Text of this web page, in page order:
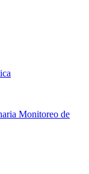
Monitoreo de